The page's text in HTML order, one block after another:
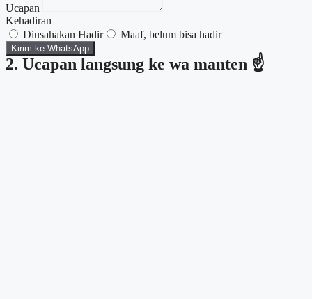
Ucapan
Kehadiran
Diusahakan Hadir
Maaf, belum bisa hadir
Kirim ke WhatsApp
2. Ucapan langsung ke wa manten ☝